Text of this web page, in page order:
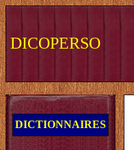
DICOPERSO
DICTIONNAIRES